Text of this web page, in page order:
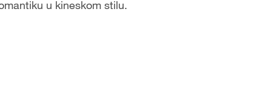
u kineskom stilu.